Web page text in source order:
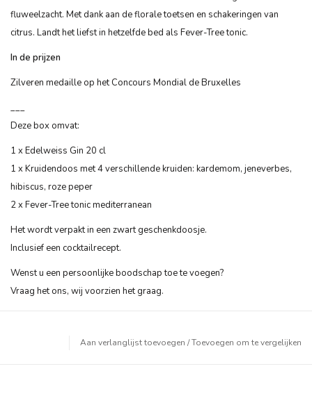
fluweelzacht. Met dank aan de florale toetsen en schakeringen van
citrus. Landt het liefst in hetzelfde bed als Fever-Tree tonic.
In de prijzen
Zilveren medaille op het Concours Mondial de Bruxelles
___
Deze box omvat:
1 x Edelweiss Gin 20 cl
1 x Kruidendoos met 4 verschillende kruiden: kardemom, jeneverbes,
hibiscus, roze peper
2 x Fever-Tree tonic mediterranean
Het wordt verpakt in een zwart geschenkdoosje.
Inclusief een cocktailrecept.
Wenst u een persoonlijke boodschap toe te voegen?
Vraag het ons, wij voorzien het graag.
Aan verlanglijst toevoegen /Toevoegen om te vergelijken